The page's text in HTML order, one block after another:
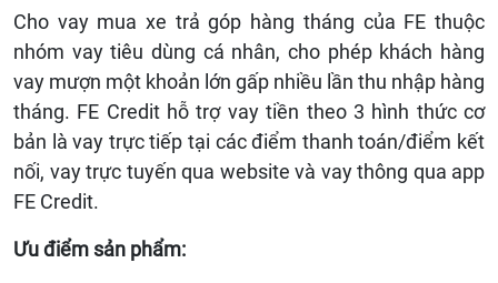
Cho vay mua xe trả góp hàng tháng của FE thuộc
nhóm vay tiêu dùng cá nhân, cho phép khách hàng
vay mượn một khoản lớn gấp nhiều lần thu nhập hàng
tháng. FE Credit hỗ trợ vay tiền theo 3 hình thức cơ
bản là vay trực tiếp tại các điểm thanh toán/điểm kết
nối, vay trực tuyến qua website và vay thông qua app
FE Credit.
Ưu điểm sản phẩm: